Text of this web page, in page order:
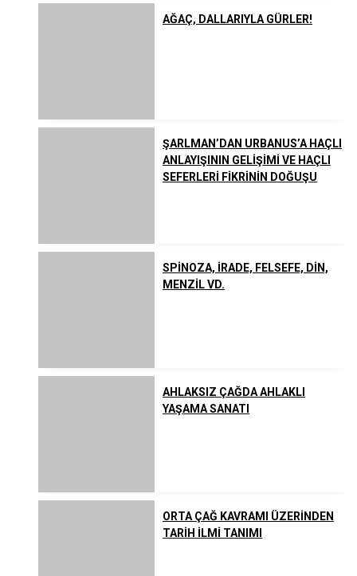
AĞAÇ, DALLARIYLA GÜRLER!
ŞARLMAN’DAN URBANUS’A HAÇLI
ANLAYIŞININ GELİŞİMİ VE HAÇLI
SEFERLERİ FİKRİNİN DOĞUŞU
SPİNOZA, İRADE, FELSEFE, DİN,
MENZİL VD.
AHLAKSIZ ÇAĞDA AHLAKLI
YAŞAMA SANATI
ORTA ÇAĞ KAVRAMI ÜZERİNDEN
TARİH İLMİ TANIMI